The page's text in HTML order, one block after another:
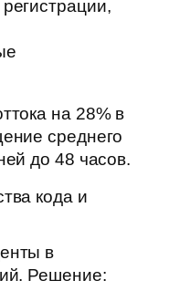
на 28% в
среднего
до 48 часов.
кода и
в
Решение: